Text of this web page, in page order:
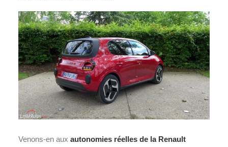
Venons-en aux autonomies réelles de la Renault